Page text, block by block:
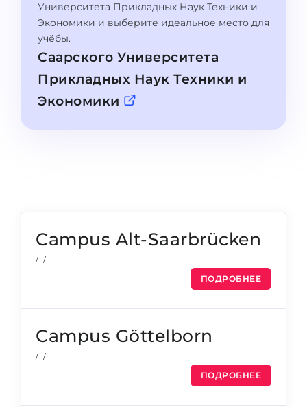
Города
Профессии
Специальности
Примеры вакансий
Успех
Наши студенты успешно поступают
КОНСУЛЬТАЦИЯ!
ПОСТУПАЕМ НА...
Медицина
Инженерия
Физика
Казахстан
Другая страна
ЗАПИСАТЬСЯ НА КОНСУЛЬТАЦИЮ
Университета Прикладных Наук Техники и
Экономики и выберите идеальное место для
учёбы.
Саарского Университета
Прикладных Наук Техники и
Экономики
Campus Alt-Saarbrücken
/ /
ПОДРОБНЕЕ
Campus Göttelborn
/ /
ПОДРОБНЕЕ